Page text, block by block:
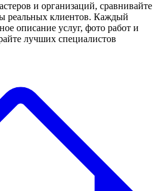
и организаций, сравнивайте
реальных клиентов. Каждый
описание услуг, фото работ и
лучших специалистов